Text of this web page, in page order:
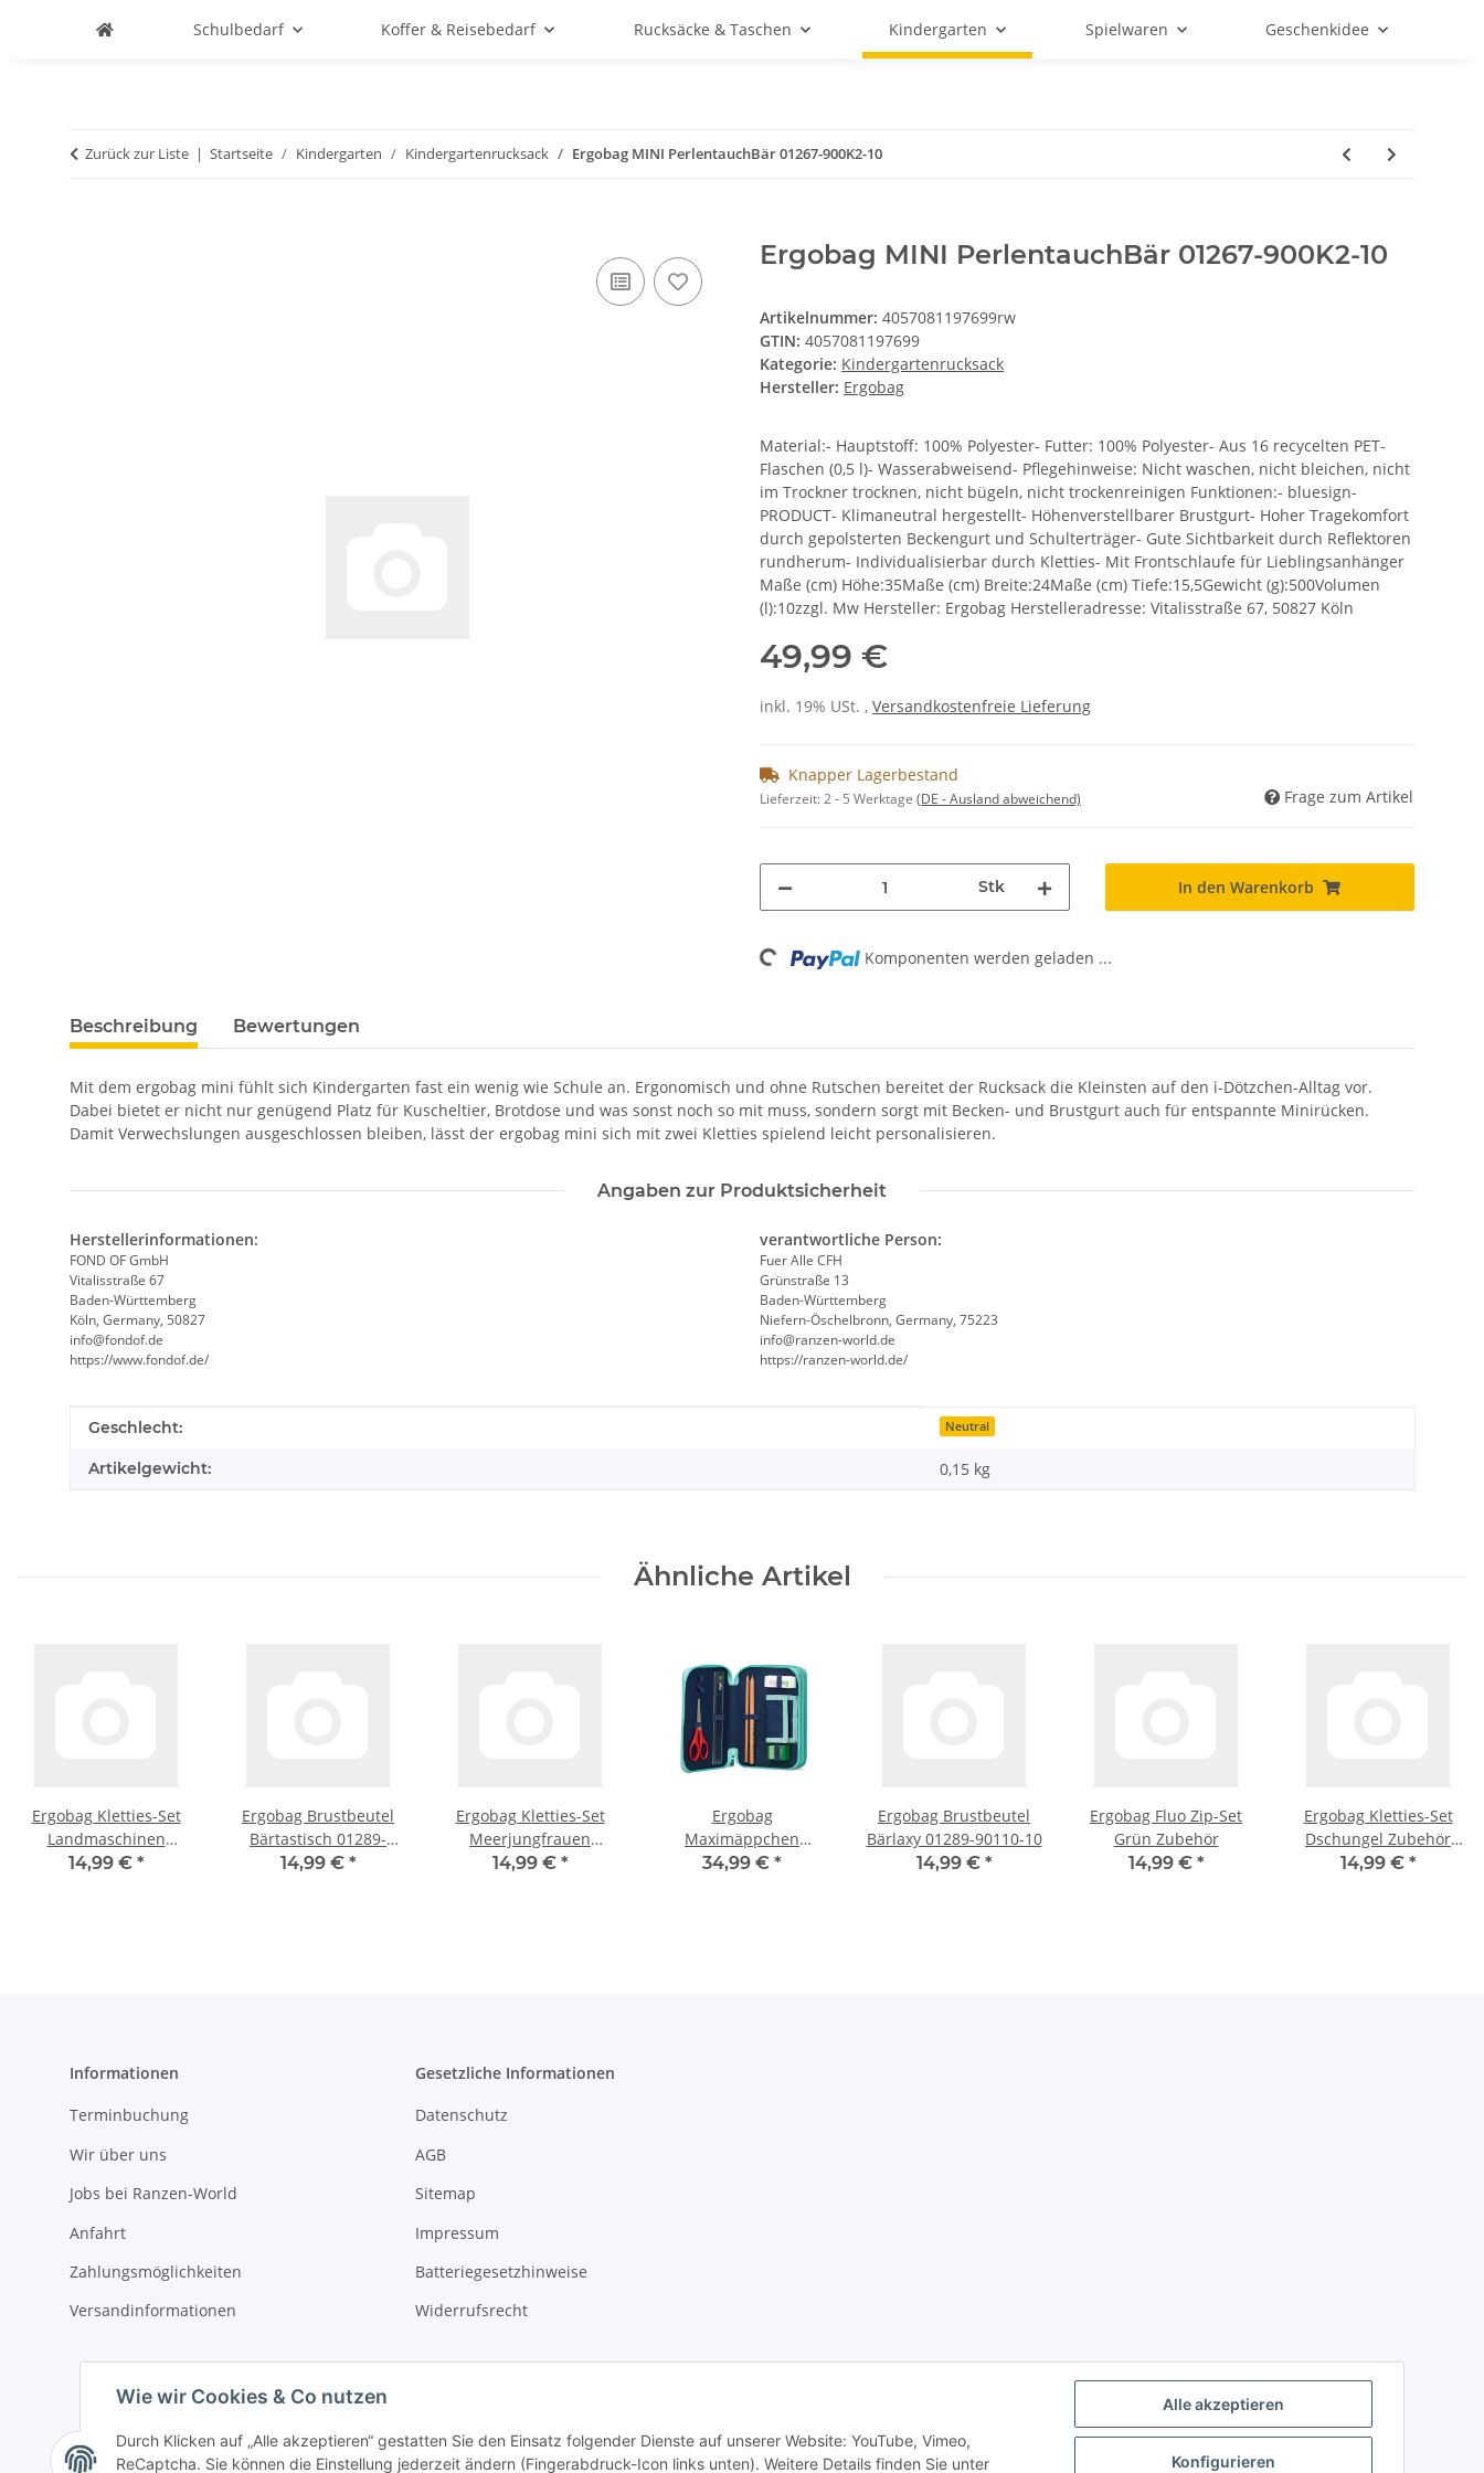
Alle akzeptieren
Konfigurieren
Wie wir Cookies & Co nutzen
Durch Klicken auf „Alle akzeptieren“ gestatten Sie den Einsatz folgender Dienste auf unserer Website: YouTube, Vimeo,
ReCaptcha. Sie können die Einstellung jederzeit ändern (Fingerabdruck-Icon links unten). Weitere Details finden Sie unter
Schulbedarf Koffer & Reisebedarf Rucksäcke & Taschen Kindergarten Spielwaren Geschenkidee
Zurück zur Liste Startseite Kindergarten Kindergartenrucksack Ergobag MINI PerlentauchBär 01267-900K2-10
Ergobag MINI PerlentauchBär 01267-900K2-10
Artikelnummer: 4057081197699rw
GTIN: 4057081197699
Kategorie: Kindergartenrucksack
Hersteller: Ergobag
Material:- Hauptstoff: 100% Polyester- Futter: 100% Polyester- Aus 16 recycelten PET-
Flaschen (0,5 l)- Wasserabweisend- Pflegehinweise: Nicht waschen, nicht bleichen, nicht
im Trockner trocknen, nicht bügeln, nicht trockenreinigen Funktionen:- bluesign-
PRODUCT- Klimaneutral hergestellt- Höhenverstellbarer Brustgurt- Hoher Tragekomfort
durch gepolsterten Beckengurt und Schulterträger- Gute Sichtbarkeit durch Reflektoren
rundherum- Individualisierbar durch Kletties- Mit Frontschlaufe für Lieblingsanhänger
Maße (cm) Höhe:35Maße (cm) Breite:24Maße (cm) Tiefe:15,5Gewicht (g):500Volumen
(l):10zzgl. Mw Hersteller: Ergobag Herstelleradresse: Vitalisstraße 67, 50827 Köln
49,99 €
inkl. 19% USt. , Versandkostenfreie Lieferung
Knapper Lagerbestand
Lieferzeit:2 - 5 Werktage (DE - Ausland abweichend) Frage zum Artikel
Stk In den Warenkorb
Loading... Komponenten werden geladen ...
Beschreibung Bewertungen
Mit dem ergobag mini fühlt sich Kindergarten fast ein wenig wie Schule an. Ergonomisch und ohne Rutschen bereitet der Rucksack die Kleinsten auf den i-Dötzchen-Alltag vor.
Dabei bietet er nicht nur genügend Platz für Kuscheltier, Brotdose und was sonst noch so mit muss, sondern sorgt mit Becken- und Brustgurt auch für entspannte Minirücken.
Damit Verwechslungen ausgeschlossen bleiben, lässt der ergobag mini sich mit zwei Kletties spielend leicht personalisieren.
Angaben zur Produktsicherheit
Herstellerinformationen:
FOND OF GmbH
Vitalisstraße 67
Baden-Württemberg
Köln, Germany, 50827
info@fondof.de
https://www.fondof.de/
verantwortliche Person:
Fuer Alle CFH
Grünstraße 13
Baden-Württemberg
Niefern-Öschelbronn, Germany, 75223
info@ranzen-world.de
https://ranzen-world.de/
Produkteigenschaft
Wert
Geschlecht: Neutral
Artikelgewicht: 0,15 kg
Ähnliche Artikel
Ergobag Kletties-Set
Landmaschinen
Zubehör ERG-KLE-002-
14,99 € *
Ergobag Brustbeutel
Bärtastisch 01289-
90196-10
14,99 € *
Ergobag Kletties-Set
Meerjungfrauen
Zubehör ERG-KLE-001-
14,99 € *
Ergobag
Maximäppchen
ZauBärwelt 01292-
34,99 € *
Ergobag Brustbeutel
Bärlaxy 01289-90110-10
14,99 € *
Ergobag Fluo Zip-Set
Grün Zubehör
14,99 € *
Ergobag Kletties-Set
Dschungel Zubehör
ERG-KLE-001-053
14,99 € *
Informationen
Terminbuchung
Wir über uns
Jobs bei Ranzen-World
Anfahrt
Zahlungsmöglichkeiten
Versandinformationen
Gesetzliche Informationen
Datenschutz
AGB
Sitemap
Impressum
Batteriegesetzhinweise
Widerrufsrecht